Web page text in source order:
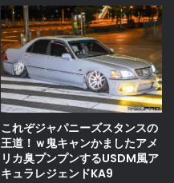
これぞジャパニーズスタンスの
王道！ｗ鬼キャンかましたアメ
リカ臭プンプンするUSDM風ア
キュラレジェンドKA9